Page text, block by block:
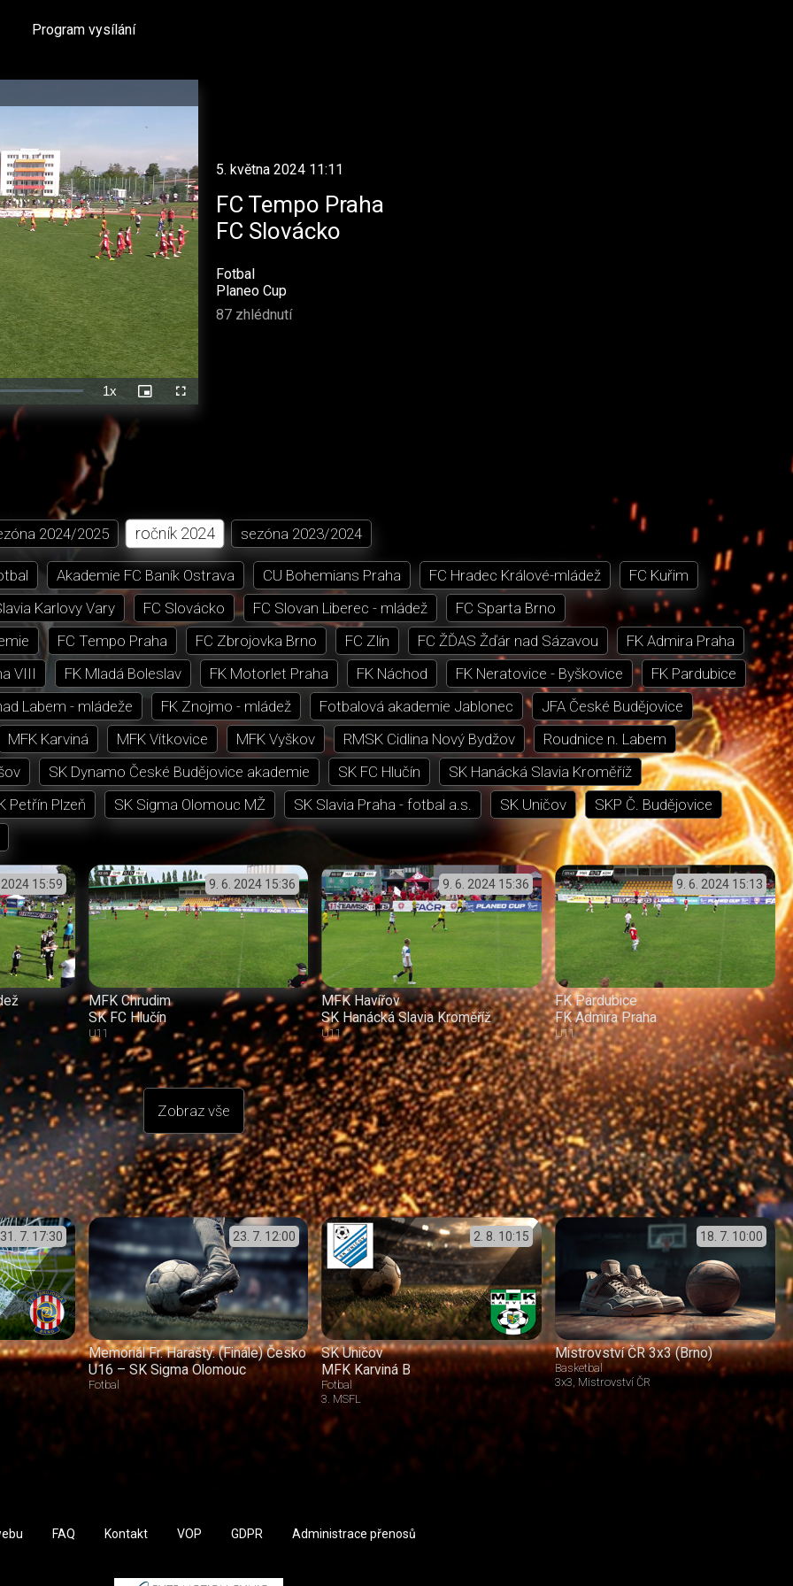
Program vysílání
1xRychlost
přehrávání
Picture-
in-
Celá
obrazovka
5. května 2024 11:11
FC Tempo Praha
FC Slovácko
Fotbal
Planeo Cup
87 zhlédnutí
2024/2025 ročník 2024 sezóna 2023/2024
Akademie FC Baník Ostrava CU Bohemians Praha FC Hradec Králové-mládež
FC Kuřim
Karlovy Vary FC Slovácko FC Slovan Liberec - mládež
FC Sparta Brno
FC Tempo Praha FC Zbrojovka Brno FC Zlín FC ŽĎAS Žďár nad Sázavou
FK Admira Praha
VIII FK Mladá Boleslav FK Motorlet Praha FK Náchod FK Neratovice - Byškovice
FK Pardubice
Labem - mládeže FK Znojmo - mládež Fotbalová akademie Jablonec
JFA České Budějovice
MFK Karviná MFK Vítkovice MFK Vyškov RMSK Cidlina Nový Bydžov
Roudnice n. Labem
SK Dynamo České Budějovice akademie SK FC Hlučín
SK Hanácká Slavia Kroměříž
Petřín Plzeň SK Sigma Olomouc MŽ SK Slavia Praha - fotbal a.s. SK Uničov
SKP Č. Budějovice
15:59 9. 6. 2024 15:36
MFK Chrudim
SK FC Hlučín
U11
9. 6. 2024 15:36
MFK Havířov
SK Hanácká Slavia Kroměříž
U11
9. 6. 2024 15:13
FK Pardubice
FK Admira Praha
U11
Zobraz vše
31. 7. 17:30 23. 7. 12:00
Memoriál Fr. Harašty: (Finále) Česko
U16 – SK Sigma Olomouc
Fotbal
2. 8. 10:15
SK Uničov
MFK Karviná B
Fotbal
3. MSFL
18. 7. 10:00
Mistrovství ČR 3x3 (Brno)
Basketbal
3x3 Mistrovství ČR
FAQ Kontakt VOP GDPR Administrace přenosů